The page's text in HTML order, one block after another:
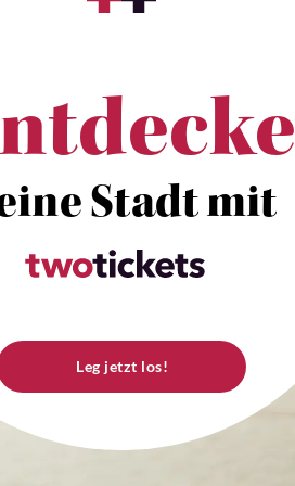
Stadt mit
Leg jetzt los!